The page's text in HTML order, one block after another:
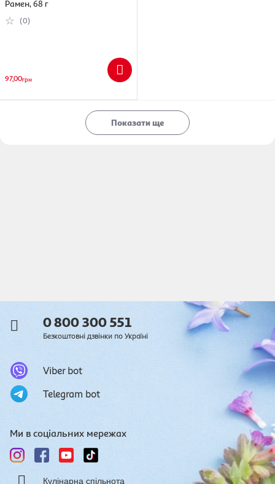
Рамен, 68 г
(0)
97,00грн
Показати ще
0 800 300 551
Безкоштовні дзвінки по Україні
Viber bot
Telegram bot
Ми в соціальних мережах
Кулінарна спільнота